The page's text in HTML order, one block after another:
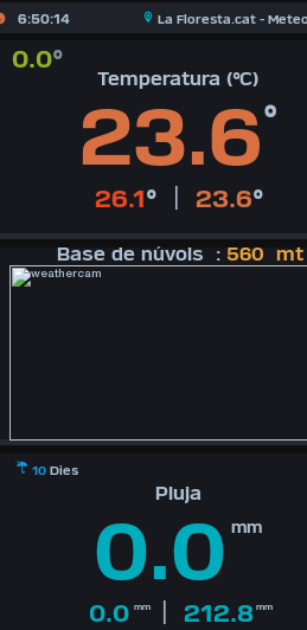
6:50:14 La Floresta.cat -
0.0°
Temperatura (°C)
23.6°
26.1° 23.6°
Base de núvols : 560 mt
10 Dies
Pluja
0.0 mm
0.0 mm 212.8 mm